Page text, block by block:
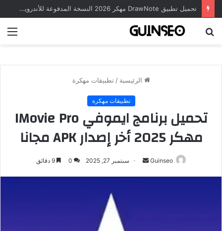
تحميل تطبيق DrawNote مهكر 2026 النسخة المدفوعة للأندرويد مجاناً
الرئيسية / تطبيقات مهكرة
تطبيقات مهكرة
تحميل برنامج ايموفي IMovie Pro
مهكر 2025 أخر إصدار APK مجانا
Guinseo
أرسل سبتمبر 27, 2025 0